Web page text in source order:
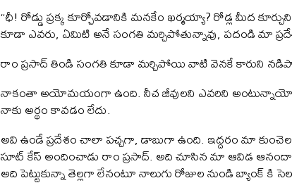
“ఛీ! రోడ్డు ప్రక్క కూర్చోవడానికి మనకేం ఖర్మయ్యా? రోడ్ల మీద
కూడా ఎవరు, ఏమిటి అనే సంగతి మర్చిపోతున్నావు, పదండి మా
రాం ప్రసాద్ తిండి సంగతి కూడా మర్చిపోయి వాటి వెనకే కారుని
నాకంతా అయోమయంగా ఉంది. నీచ జీవులని ఎవరిని అంటున్నాయో,
నాకు అర్థం కావడం లేదు.
అవి ఉండే ప్రదేశం చాలా పచ్చగా, డాబుగా ఉంది. ఇద్దరం మా
సూట్ కేస్ అందించాడు రాం ప్రసాద్. అది చూసిన మా ఆవిడ
అది పెట్టుకున్నా తెల్లగా లేనంటూ నాలుగు రోజుల నుండి బ్యాంక్ కి